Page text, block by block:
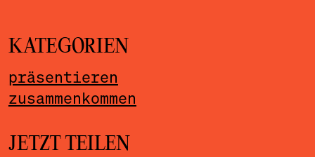
KATEGORIEN
präsentieren
zusammenkommen
JETZT TEILEN